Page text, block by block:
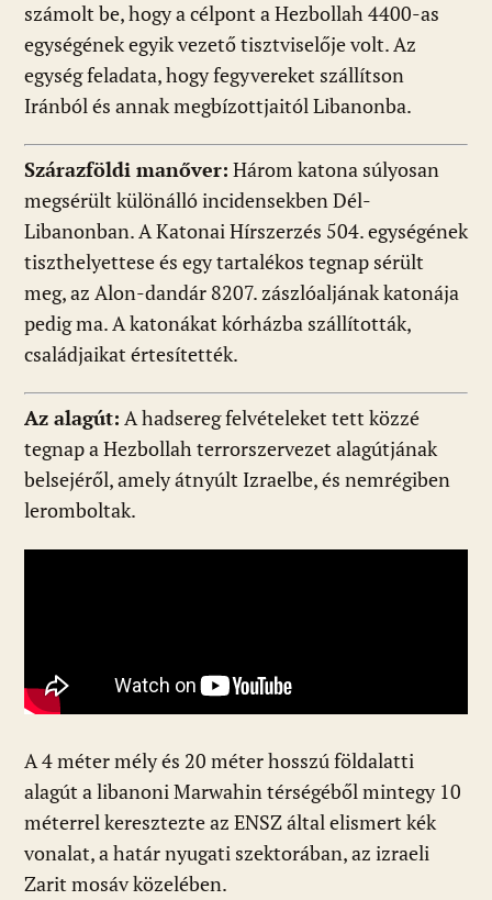
számolt be, hogy a célpont a Hezbollah 4400-as
egységének egyik vezető tisztviselője volt. Az
egység feladata, hogy fegyvereket szállítson
Iránból és annak megbízottjaitól Libanonba.
Szárazföldi manőver: Három katona súlyosan
megsérült különálló incidensekben Dél-
Libanonban. A Katonai Hírszerzés 504. egységének
tiszthelyettese és egy tartalékos tegnap sérült
meg, az Alon-dandár 8207. zászlóaljának katonája
pedig ma. A katonákat kórházba szállították,
családjaikat értesítették.
Az alagút: A hadsereg felvételeket tett közzé
tegnap a Hezbollah terrorszervezet alagútjának
belsejéről, amely átnyúlt Izraelbe, és nemrégiben
leromboltak.
A 4 méter mély és 20 méter hosszú földalatti
alagút a libanoni Marwahin térségéből mintegy 10
méterrel keresztezte az ENSZ által elismert kék
vonalat, a határ nyugati szektorában, az izraeli
Zarit mosáv közelében.